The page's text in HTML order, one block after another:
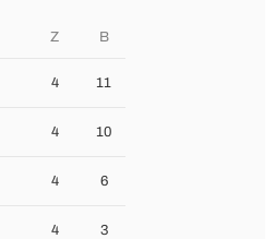
Z B
4 11
4 10
4 6
4 3